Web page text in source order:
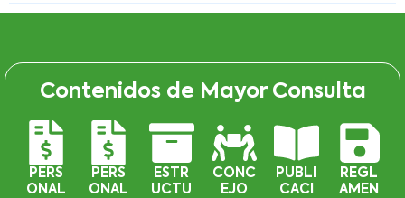
Contenidos de Mayor Consulta
PERS
ONAL
PERS
ONAL
ESTR
UCTU
CONC
EJO
PUBLI
CACI
REGL
AMEN